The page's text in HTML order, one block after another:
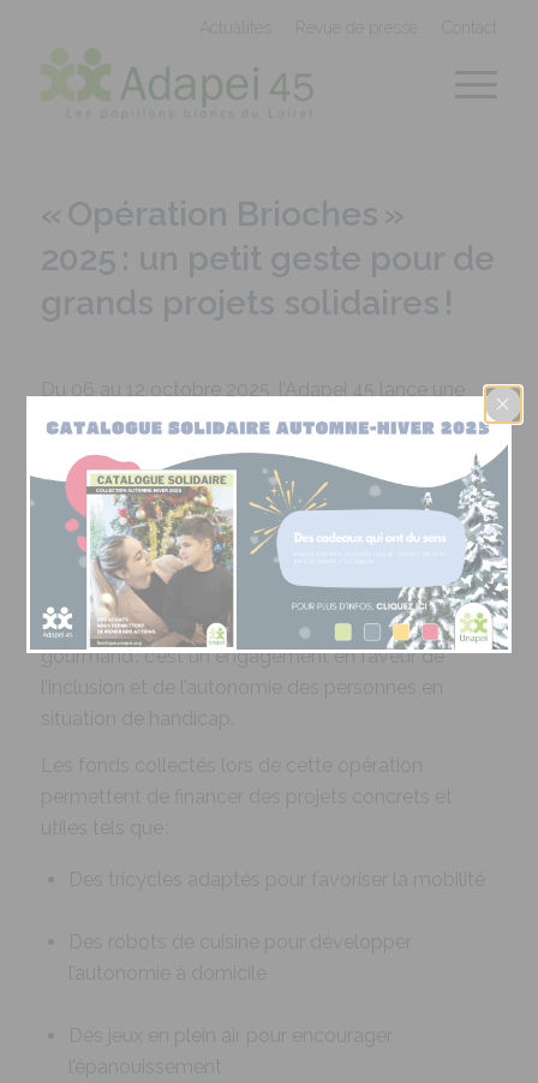
« Opération Brioches »
2025 : un petit geste pour de
grands projets solidaires !
Du 06 au 12 octobre 2025, l’Adapei 45 lance une
nouvelle édition de sa traditionnelle«Opération
Brioches
, une action solidaire en faveur des
1 450
personnes accompagnéesdans nossiteset
services à travers le Loiret.
Un geste simple, un impact durable.
Acheter une brioche, c’est bien plus qu’un acte
gourmand : c’est un engagement en faveur de
l’inclusion et de l’autonomie des personnes en
situation de handicap.
Les fonds collectés lors de cette opération
permettent de financer des projets concrets et
utiles tels que :
Des tricycles adaptés pour favoriser la mobilité
Des robots de cuisine pour développer
l’autonomie à domicile
Des jeux en plein air pour encourager
l’épanouissement